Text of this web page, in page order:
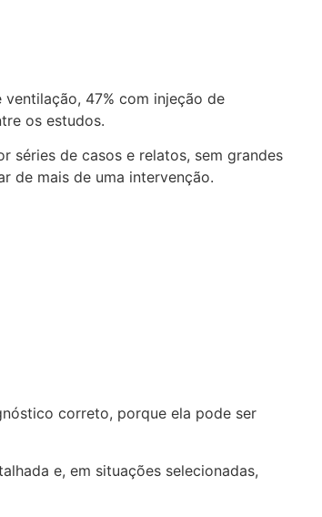
47% com injeção de
os estudos.
séries de casos e relatos, sem grandes
de mais de uma intervenção.
correto, porque ela pode ser
e, em situações selecionadas,